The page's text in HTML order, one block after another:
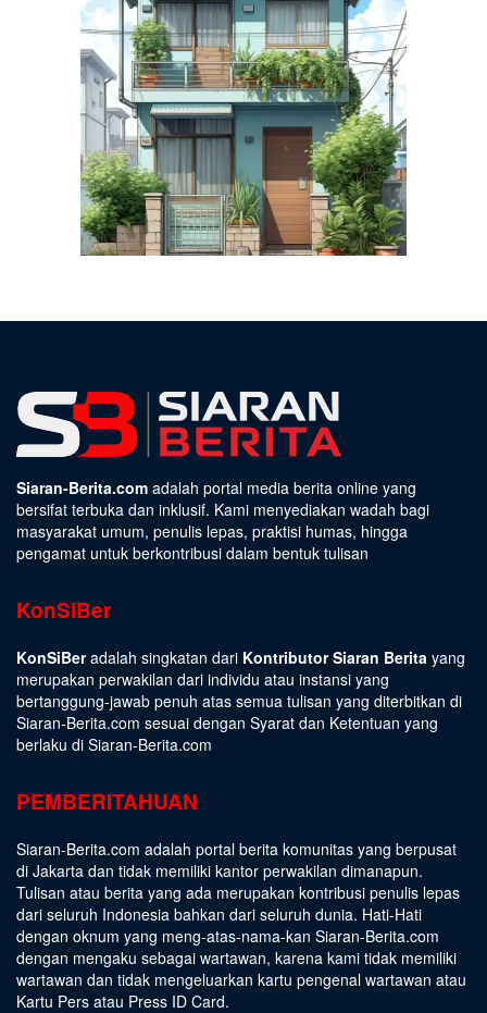
Siaran-Berita.com adalah portal media berita online yang
bersifat terbuka dan inklusif. Kami menyediakan wadah bagi
masyarakat umum, penulis lepas, praktisi humas, hingga
pengamat untuk berkontribusi dalam bentuk tulisan
KonSiBer
KonSiBeradalah singkatan dari Kontributor Siaran Berita yang
merupakan perwakilan dari individu atau instansi yang
bertanggung-jawab penuh atas semua tulisan yang diterbitkan di
Siaran-Berita.com sesuai dengan Syarat dan Ketentuan yang
berlaku di Siaran-Berita.com
PEMBERITAHUAN
Siaran-Berita.com adalah portal berita komunitas yang berpusat
di Jakarta dan tidak memiliki kantor perwakilan dimanapun.
Tulisan atau berita yang ada merupakan kontribusi penulis lepas
dari seluruh Indonesia bahkan dari seluruh dunia. Hati-Hati
dengan oknum yang meng-atas-nama-kan Siaran-Berita.com
dengan mengaku sebagai wartawan, karena kami tidak memiliki
wartawan dan tidak mengeluarkan kartu pengenal wartawan atau
Kartu Pers atau Press ID Card.